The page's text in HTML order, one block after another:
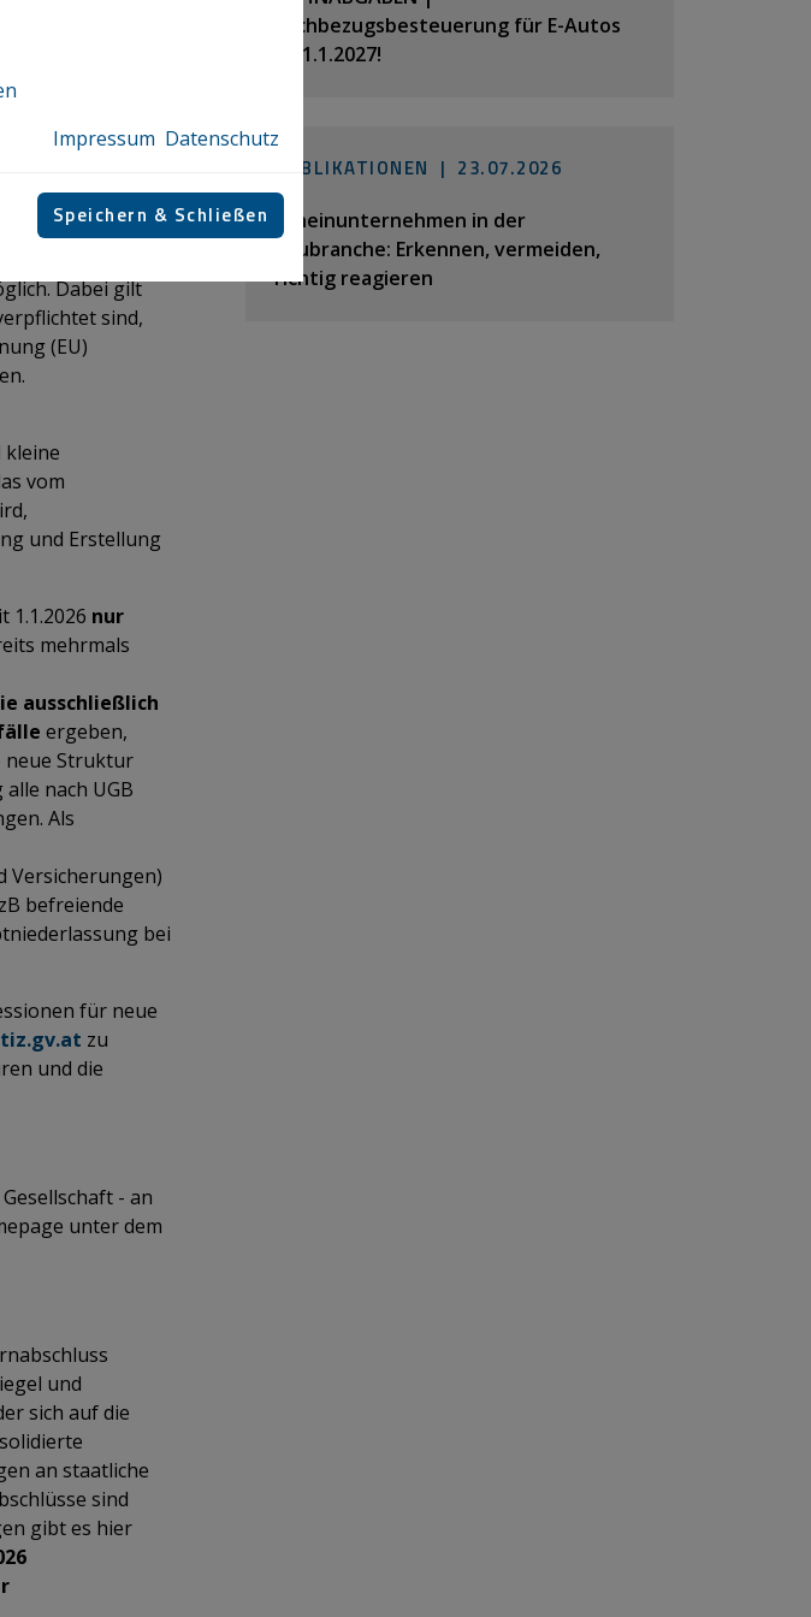
die Daten
geändert.
Dabei gilt
sind,
(EU)
kleine
vom
und Erstellung
1.1.2026 nur
mehrmals
ausschließlich
ergeben,
neue Struktur
nach UGB
Als
Versicherungen)
befreiende
bei
für neue
zu
und die
- an
unter dem
und
sich auf die
an staatliche
sind
gibt es hier
Sachbezugsbesteuerung für E-Autos
ab 1.1.2027!
PUBLIKATIONEN | 23.07.2026
Scheinunternehmen in der
Baubranche: Erkennen, vermeiden,
richtig reagieren
Impressum Datenschutz
Speichern & Schließen